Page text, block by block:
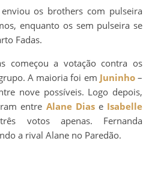
enviou os brothers com pulseira
enquanto os sem pulseira se
Fadas.
começou a votação contra os
A maioria foi em Juninho–
nove possíveis. Logo depois,
entre Alane Diase Isabelle
votos apenas. Fernanda
a rival Alane no Paredão.